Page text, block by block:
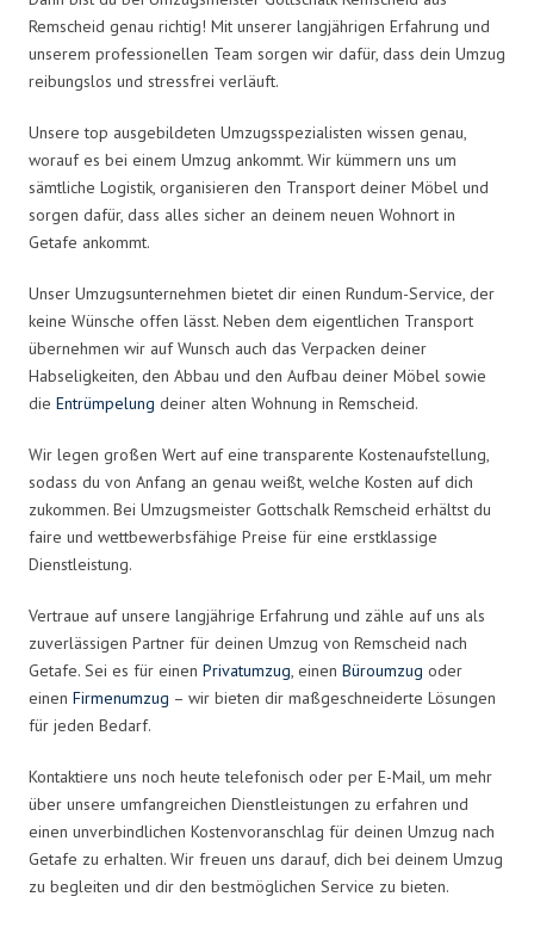
Remscheid genau richtig! Mit unserer langjährigen Erfahrung und
unserem professionellen Team sorgen wir dafür, dass dein Umzug
reibungslos und stressfrei verläuft.
Unsere top ausgebildeten Umzugsspezialisten wissen genau,
worauf es bei einem Umzug ankommt. Wir kümmern uns um
sämtliche Logistik, organisieren den Transport deiner Möbel und
sorgen dafür, dass alles sicher an deinem neuen Wohnort in
Getafe ankommt.
Unser Umzugsunternehmen bietet dir einen Rundum-Service, der
keine Wünsche offen lässt. Neben dem eigentlichen Transport
übernehmen wir auf Wunsch auch das Verpacken deiner
Habseligkeiten, den Abbau und den Aufbau deiner Möbel sowie
die Entrümpelung deiner alten Wohnung in Remscheid.
Wir legen großen Wert auf eine transparente Kostenaufstellung,
sodass du von Anfang an genau weißt, welche Kosten auf dich
zukommen. Bei Umzugsmeister Gottschalk Remscheid erhältst du
faire und wettbewerbsfähige Preise für eine erstklassige
Dienstleistung.
Vertraue auf unsere langjährige Erfahrung und zähle auf uns als
zuverlässigen Partner für deinen Umzug von Remscheid nach
Getafe. Sei es für einen Privatumzug, einen Büroumzug oder
einen Firmenumzug – wir bieten dir maßgeschneiderte Lösungen
für jeden Bedarf.
Kontaktiere uns noch heute telefonisch oder per E-Mail, um mehr
über unsere umfangreichen Dienstleistungen zu erfahren und
einen unverbindlichen Kostenvoranschlag für deinen Umzug nach
Getafe zu erhalten. Wir freuen uns darauf, dich bei deinem Umzug
zu begleiten und dir den bestmöglichen Service zu bieten.